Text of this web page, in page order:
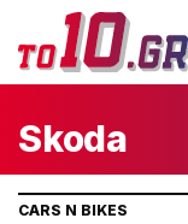
Skoda
CARS N BIKES